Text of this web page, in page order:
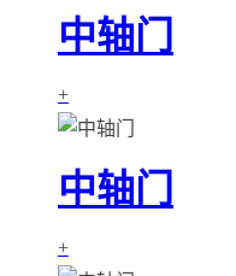
中轴门
+
中轴门
+